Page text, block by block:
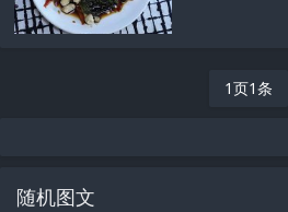
1页1条
随机图文